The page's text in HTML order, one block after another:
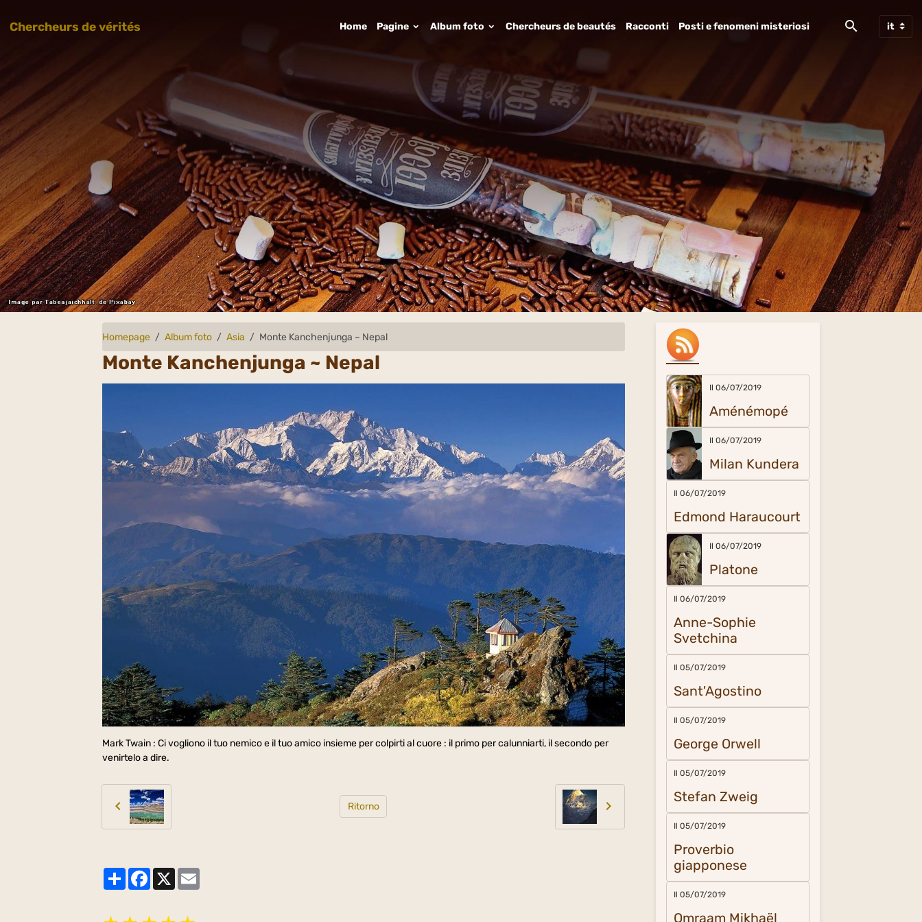
Chercheurs de vérités Home Pagine Album foto Chercheurs de beautés Racconti Posti e fenomeni misteriosi
Homepage Album foto Asia Monte Kanchenjunga ~ Nepal
Monte Kanchenjunga ~ Nepal
Mark Twain : Ci vogliono il tuo nemico e il tuo amico insieme per colpirti al cuore : il primo per calunniarti, il secondo per
venirtelo a dire.
Ritorno
PartagerFacebook
X
Il 06/07/2019
Aménémopé
Il 06/07/2019
Milan Kundera
Il 06/07/2019
Edmond Haraucourt
Il 06/07/2019
Platone
Il 06/07/2019
Anne-Sophie
Svetchina
Il 05/07/2019
Sant'Agostino
Il 05/07/2019
George Orwell
Il 05/07/2019
Stefan Zweig
Il 05/07/2019
Proverbio
giapponese
Il 05/07/2019
Omraam Mikhaël